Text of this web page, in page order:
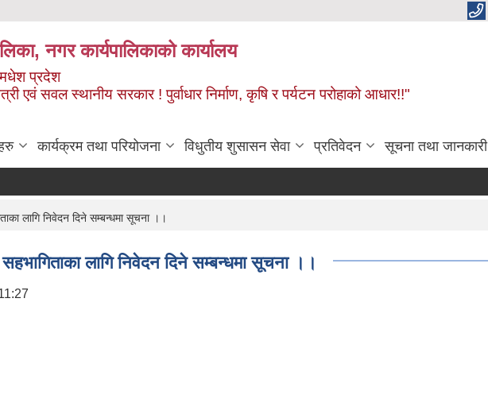
नगर कार्यपालिकाको कार्यालय
मधेश प्रदेश
एवं सवल स्थानीय सरकार ! पुर्वाधार निर्माण, कृषि र पर्यटन परोहाको आधार!!"
कार्यक्रम तथा परियोजना विधुतीय शुसासन सेवा प्रतिवेदन सूचना तथा जानकारी
लागि निवेदन दिने सम्बन्धमा सूचना ।।
सहभागिताका लागि निवेदन दिने सम्बन्धमा सूचना ।।